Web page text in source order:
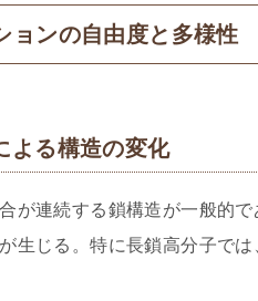
ョンの自由度と多様性
よる構造の変化
が連続する鎖構造が一般的
生じる。特に長鎖高分子で